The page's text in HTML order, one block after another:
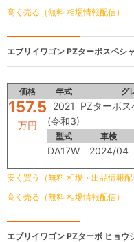
高く売る（無料 相場情報配信）
エブリイワゴン PZターボスペシ
価格 年式 グ
157.5
万円
2021
(令和3)
PZターボ
型式 車検
DA17W 2024/04
安く買う（無料 相場・出品情報配
高く売る（無料 相場情報配信）
エブリイワゴン PZターボ ヒョウ